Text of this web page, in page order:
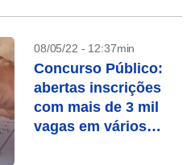
08/05/22 - 12:37min
Concurso Público:
abertas inscrições
com mais de 3 mil
vagas em vários